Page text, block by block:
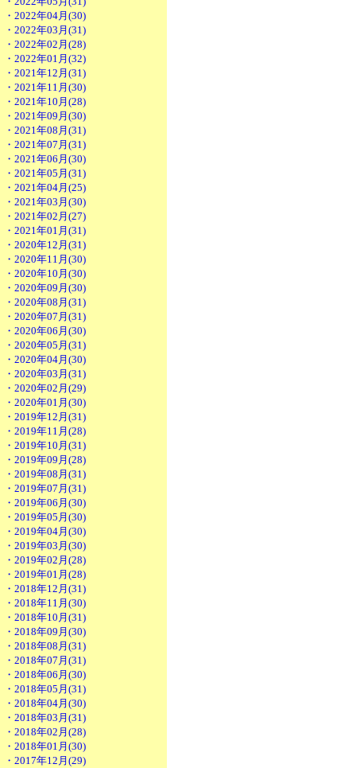
・2022年04月(30)
・2022年03月(31)
・2022年02月(28)
・2022年01月(32)
・2021年12月(31)
・2021年11月(30)
・2021年10月(28)
・2021年09月(30)
・2021年08月(31)
・2021年07月(31)
・2021年06月(30)
・2021年05月(31)
・2021年04月(25)
・2021年03月(30)
・2021年02月(27)
・2021年01月(31)
・2020年12月(31)
・2020年11月(30)
・2020年10月(30)
・2020年09月(30)
・2020年08月(31)
・2020年07月(31)
・2020年06月(30)
・2020年05月(31)
・2020年04月(30)
・2020年03月(31)
・2020年02月(29)
・2020年01月(30)
・2019年12月(31)
・2019年11月(28)
・2019年10月(31)
・2019年09月(28)
・2019年08月(31)
・2019年07月(31)
・2019年06月(30)
・2019年05月(30)
・2019年04月(30)
・2019年03月(30)
・2019年02月(28)
・2019年01月(28)
・2018年12月(31)
・2018年11月(30)
・2018年10月(31)
・2018年09月(30)
・2018年08月(31)
・2018年07月(31)
・2018年06月(30)
・2018年05月(31)
・2018年04月(30)
・2018年03月(31)
・2018年02月(28)
・2018年01月(30)
・2017年12月(29)